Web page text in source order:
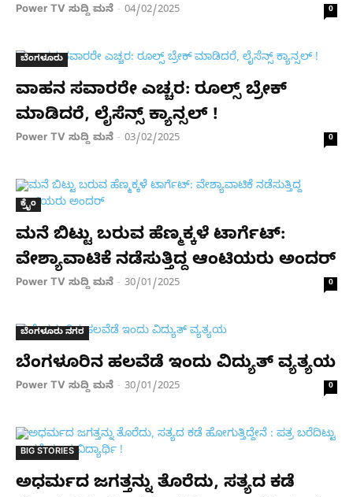
Power TV ಸುದ್ದಿ ಮನೆ - 04/02/2025 0
ಬೆಂಗಳೂರು
ವಾಹನ ಸವಾರರೇ ಎಚ್ಚರ: ರೂಲ್ಸ್​ ಬ್ರೇಕ್​
ಮಾಡಿದರೆ, ಲೈಸೆನ್ಸ್​ ಕ್ಯಾನ್ಸಲ್​ !
Power TV ಸುದ್ದಿ ಮನೆ - 03/02/2025 0
ಕ್ರೈಂ
ಮನೆ ಬಿಟ್ಟು ಬರುವ ಹೆಣ್ಮಕ್ಕಳೆ ಟಾರ್ಗೆಟ್​:
ವೇಶ್ಯಾವಾಟಿಕೆ ನಡೆಸುತ್ತಿದ್ದ ಆಂಟಿಯರು ಅಂದರ್
Power TV ಸುದ್ದಿ ಮನೆ - 30/01/2025 0
ಬೆಂಗಳೂರು ನಗರ
ಬೆಂಗಳೂರಿನ ಹಲವೆಡೆ ಇಂದು ವಿದ್ಯುತ್ ವ್ಯತ್ಯಯ
Power TV ಸುದ್ದಿ ಮನೆ - 30/01/2025 0
BIG STORIES
ಅಧರ್ಮದ ಜಗತ್ತನ್ನು ತೊರೆದು, ಸತ್ಯದ ಕಡೆ